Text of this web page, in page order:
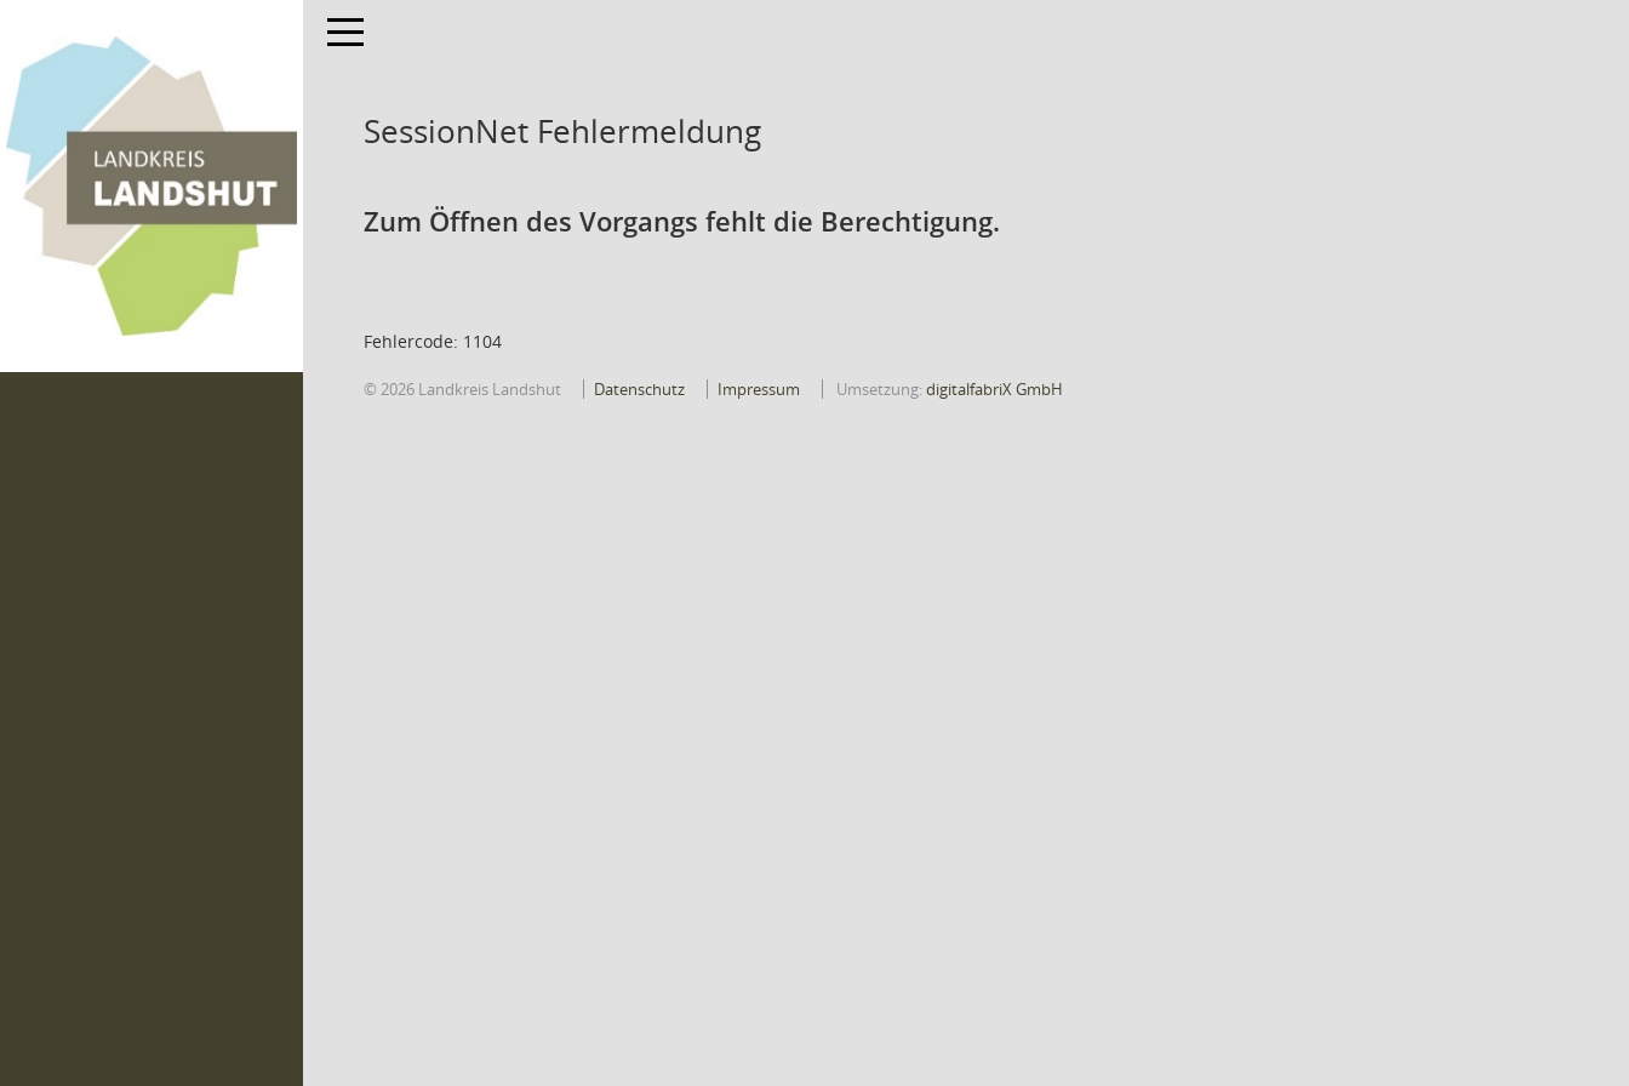
Toggle navigation
SessionNet Fehlermeldung
Zum Öffnen des Vorgangs fehlt die Berechtigung.
Fehlercode: 1104
© 2026 Landkreis Landshut Datenschutz Impressum Umsetzung:digitalfabriX GmbH